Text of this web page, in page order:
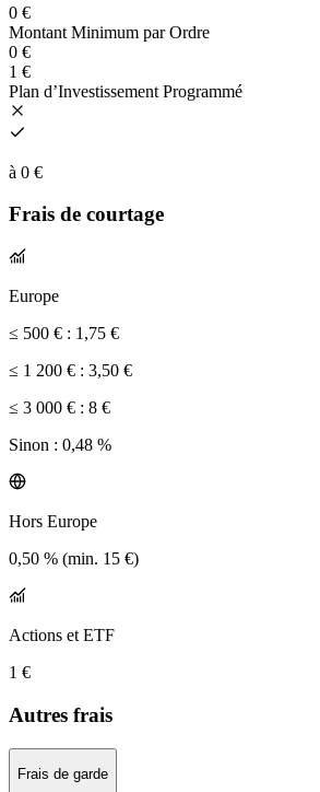
0 €
Montant Minimum par Ordre
0 €
1 €
Plan d’Investissement Programmé
à 0 €
Frais de courtage
Europe
≤ 500 € : 1,75 €
≤ 1 200 € : 3,50 €
≤ 3 000 € : 8 €
Sinon : 0,48 %
Hors Europe
0,50 % (min. 15 €)
Actions et ETF
1 €
Autres frais
Frais de garde